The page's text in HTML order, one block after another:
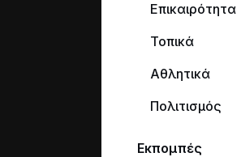
Επικαιρότητα
Τοπικά
Αθλητικά
Πολιτισμός
Εκπομπές